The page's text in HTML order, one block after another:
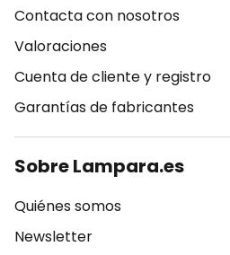
Contacta con nosotros
Valoraciones
Cuenta de cliente y registro
Garantías de fabricantes
Sobre Lampara.es
Quiénes somos
Newsletter